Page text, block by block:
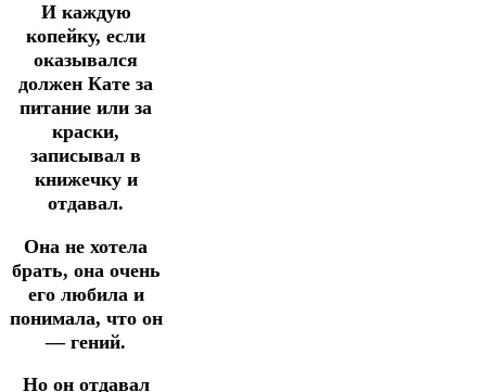
И каждую
копейку, если
оказывался
должен Кате за
питание или за
краски,
записывал в
книжечку и
отдавал.
Она не хотела
брать, она очень
его любила и
понимала, что он
— гений.
Но он отдавал